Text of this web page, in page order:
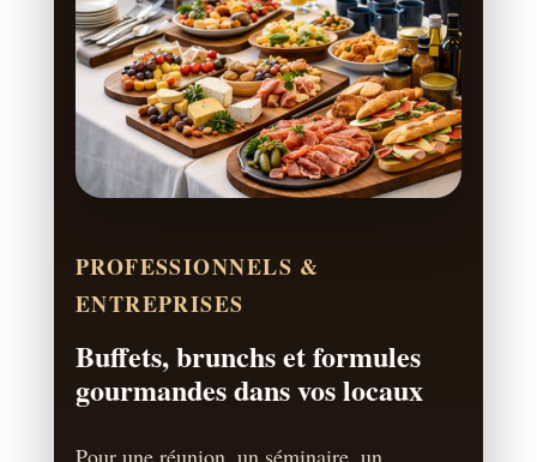
PROFESSIONNELS &
ENTREPRISES
Buffets, brunchs et formules
gourmandes dans vos locaux
Pour une réunion, un séminaire, un